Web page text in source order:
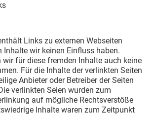
Links zu externen Webseiten
Inhalte wir keinen Einfluss haben.
wir für diese fremden Inhalte auch keine
Für die Inhalte der verlinkten Seiten
Anbieter oder Betreiber der Seiten
verlinkten Seien wurden zum
auf mögliche Rechtsverstöße
Inhalte waren zum Zeitpunkt